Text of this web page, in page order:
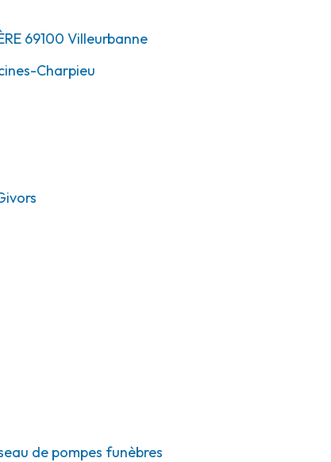
69100 Villeurbanne
Charpieu
de pompes funèbres